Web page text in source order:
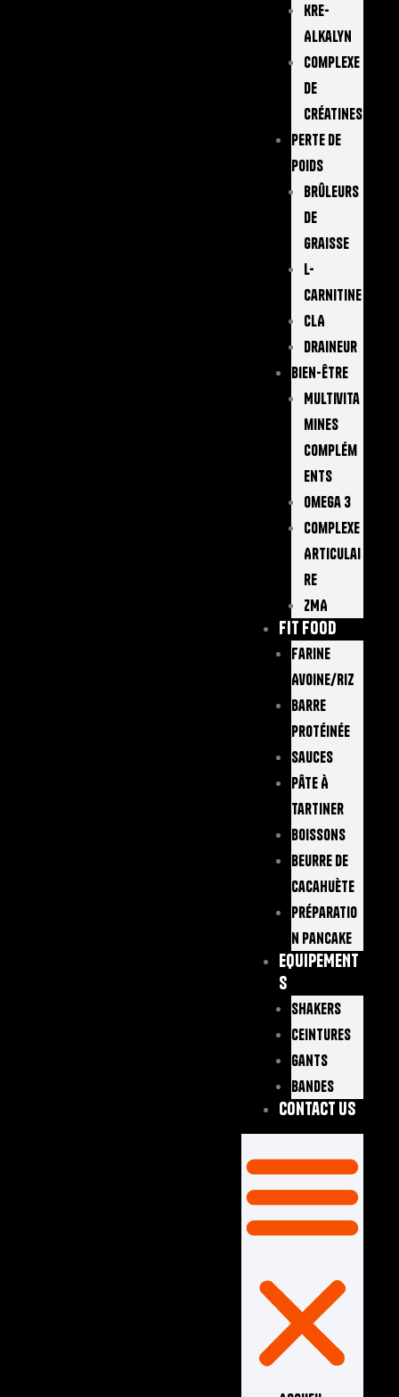
Kre-
Alkalyn
Complexe
De
Créatines
Perte De
Poids
Brûleurs
De
Graisse
L-
Carnitine
CLA
Draineur
Bien-Être
Multivita
Mines
Complém
Ents
Omega 3
Complexe
Articulai
Re
ZMA
FIT FOOD
Farine
Avoine/Riz
Barre
Protéinée
Sauces
Pâte À
Tartiner
Boissons
Beurre De
Cacahuète
Préparatio
N Pancake
EQUIPEMENT
S
Shakers
Ceintures
Gants
Bandes
Contact Us